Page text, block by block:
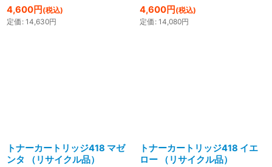
4,600円 (税込)
定価 : 14,630円
4,600円 (税込)
定価 : 14,080円
トナーカートリッジ418 マゼ
ンタ （リサイクル品）
トナーカートリッジ418 イエ
ロー （リサイクル品）